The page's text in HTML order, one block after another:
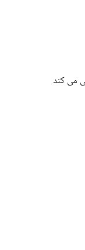
می کند